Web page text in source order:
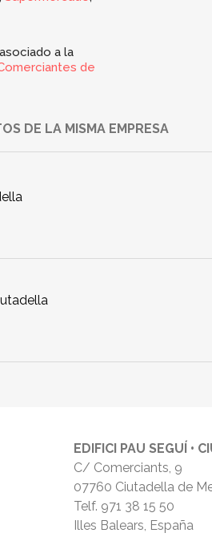
a la
de
DE LA MISMA EMPRESA
EDIFICI PAU SEGUÍ •
C/ Comerciants, 9
07760 Ciutadella de
Telf. 971 38 15 50
Illes Balears, España